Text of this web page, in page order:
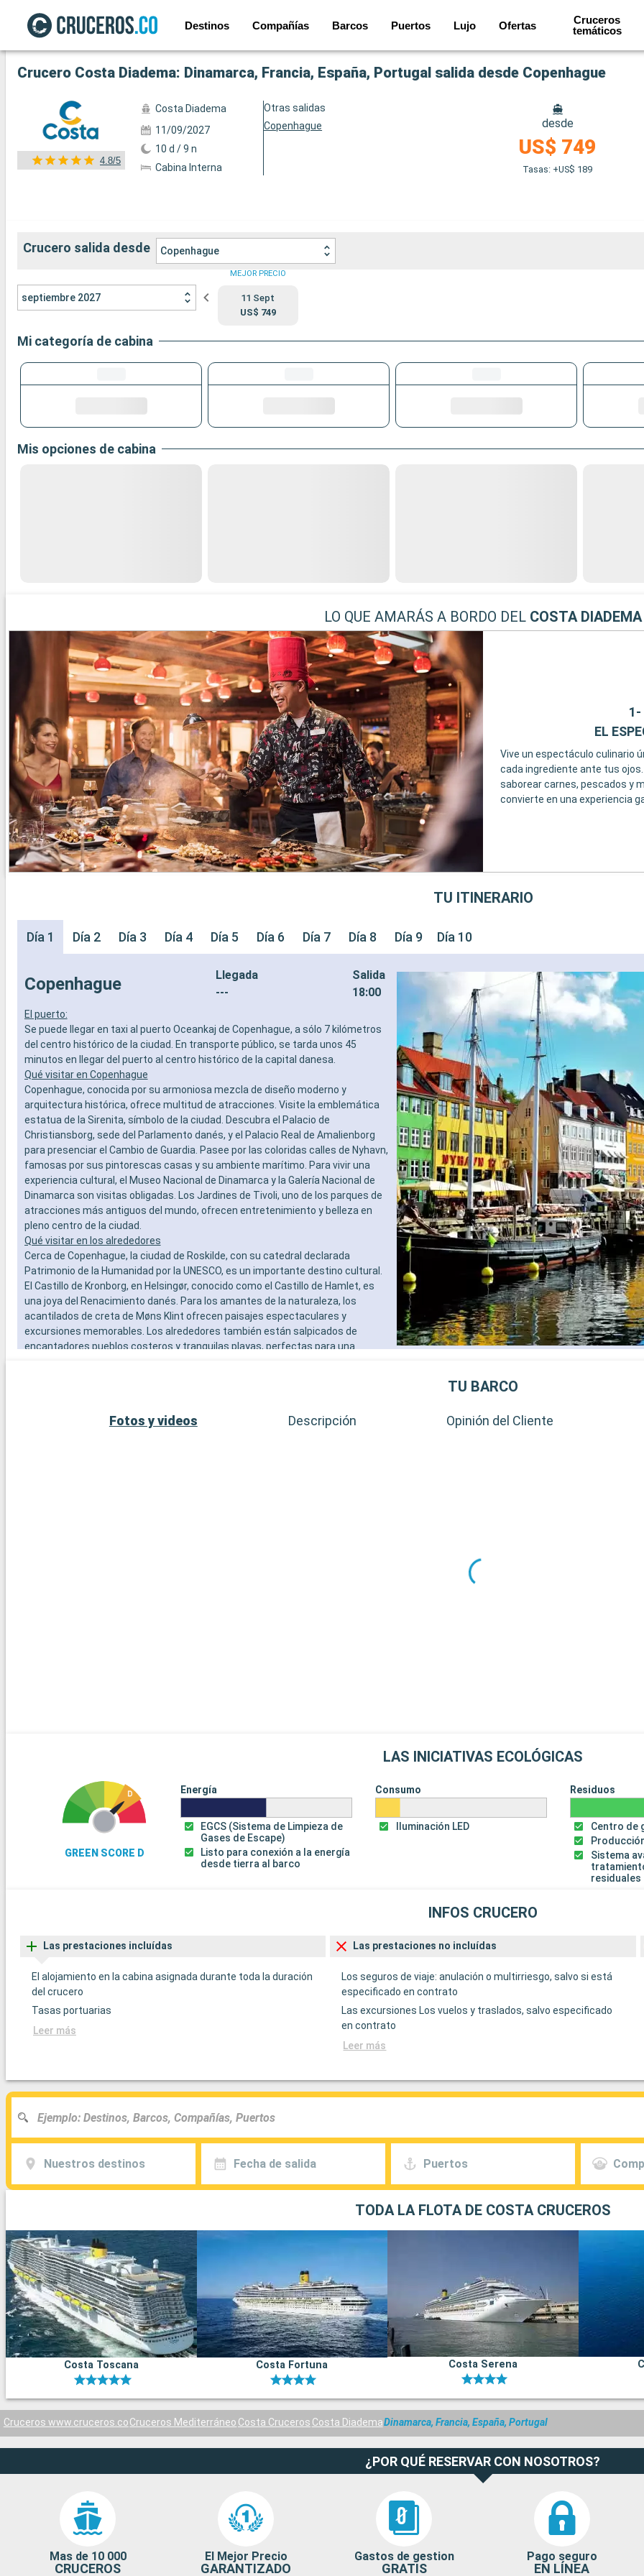
Destinos Compañías Barcos Puertos Lujo Ofertas
Cruceros
temáticos
Ver las 56 fotos siguientes
Crucero Costa Diadema: Dinamarca, Francia, España, Portugal salida desde Copenhague
4.8/5
Costa Diadema
11/09/2027
10 d / 9 n
Cabina Interna
Otras salidas
Copenhague
desde
US$ 749
Tasas: +US$ 189
Crucero salida desde Copenhague
septiembre 2027
MEJOR PRECIO
11 Sept
US$ 749
Mi categoría de cabina
Mis opciones de cabina
LO QUE AMARÁS A BORDO DEL COSTA DIADEMA
1-
EL
Vive un espectáculo culinario
cada ingrediente ante tus
saborear carnes, pescados y
convierte en una experiencia
TU ITINERARIO
Día 1 Día 2 Día 3 Día 4 Día 5 Día 6 Día 7 Día 8 Día 9 Día 10
Copenhague
Llegada
---
Salida
18:00
El puerto:
Se puede llegar en taxi al puerto Oceankaj de Copenhague, a sólo 7 kilómetros
del centro histórico de la ciudad. En transporte público, se tarda unos 45
minutos en llegar del puerto al centro histórico de la capital danesa.
Qué visitar en Copenhague
Copenhague, conocida por su armoniosa mezcla de diseño moderno y
arquitectura histórica, ofrece multitud de atracciones. Visite la emblemática
estatua de la Sirenita, símbolo de la ciudad. Descubra el Palacio de
Christiansborg, sede del Parlamento danés, y el Palacio Real de Amalienborg
para presenciar el Cambio de Guardia. Pasee por las coloridas calles de Nyhavn,
famosas por sus pintorescas casas y su ambiente marítimo. Para vivir una
experiencia cultural, el Museo Nacional de Dinamarca y la Galería Nacional de
Dinamarca son visitas obligadas. Los Jardines de Tivoli, uno de los parques de
atracciones más antiguos del mundo, ofrecen entretenimiento y belleza en
pleno centro de la ciudad.
Qué visitar en los alrededores
Cerca de Copenhague, la ciudad de Roskilde, con su catedral declarada
Patrimonio de la Humanidad por la UNESCO, es un importante destino cultural.
El Castillo de Kronborg, en Helsingør, conocido como el Castillo de Hamlet, es
una joya del Renacimiento danés. Para los amantes de la naturaleza, los
acantilados de creta de Møns Klint ofrecen paisajes espectaculares y
excursiones memorables. Los alrededores también están salpicados de
encantadores pueblos costeros y tranquilas playas, perfectas para una
TU BARCO
Fotos y videos Descripción Opinión del Cliente
LAS INICIATIVAS ECOLÓGICAS
GREEN SCORE D
Energía
EGCS (Sistema de Limpieza de
Gases de Escape)
Listo para conexión a la energía
desde tierra al barco
Consumo
Iluminación LED
Residuos
Centro de
Sistema
residuales
INFOS CRUCERO
Las prestaciones incluídas
El alojamiento en la cabina asignada durante toda la duración
del crucero
Tasas portuarias
Leer más
Las prestaciones no incluídas
Los seguros de viaje: anulación o multirriesgo, salvo si está
especificado en contrato
Las excursiones Los vuelos y traslados, salvo especificado
en contrato
Leer más
Nuestros destinos Fecha de salida Puertos
TODA LA FLOTA DE COSTA CRUCEROS
Costa Toscana Costa Fortuna Costa Serena
Cruceros www.cruceros.coCruceros Mediterráneo Costa Cruceros Costa DiademaDinamarca, Francia, España, Portugal
¿POR QUÉ RESERVAR CON NOSOTROS?
Mas de 10 000
CRUCEROS
El Mejor Precio
GARANTIZADO
Gastos de gestion
GRATIS
Pago seguro
EN LÍNEA